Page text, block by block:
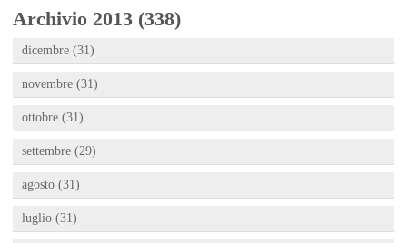
Archivio 2013 (338)
dicembre (31)
novembre (31)
ottobre (31)
settembre (29)
agosto (31)
luglio (31)